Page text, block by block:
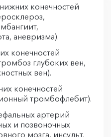
конечностей
аневризма).
конечностей
глубоких вен,
вен).
конечностей
тромбофлебит).
артерий
и позвоночных
мозга, инсульт,